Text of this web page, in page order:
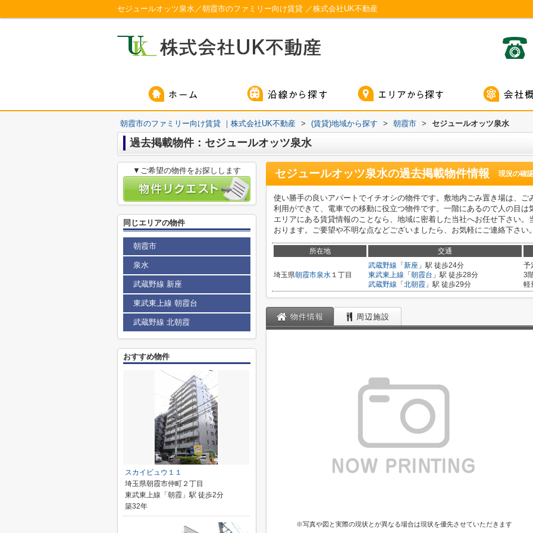
セジュールオッツ泉水／朝霞市のファミリー向け賃貸 ／株式会社UK不動産
朝霞市のファミリー向け賃貸 ｜株式会社UK不動産 > (賃貸)地域から探す > 朝霞市 > セジュールオッツ泉水
過去掲載物件：セジュールオッツ泉水
セジュールオッツ泉水の過去掲載物件情報 現況の確
使い勝手の良いアパートでイチオシの物件です。敷地内ごみ置き場は、
利用ができて、電車での移動に役立つ物件です。一階にあるので人の目
エリアにある賃貸情報のことなら、地域に密着した当社へお任せ下さい
おります。ご要望や不明な点などございましたら、お気軽にご連絡下さい。
所在地 交通
埼玉県朝霞市泉水 １丁目
武蔵野線 「 新座 」駅 徒歩24分
東武東上線 「 朝霞台 」駅 徒歩28分
武蔵野線 「 北朝霞 」駅 徒歩29分
予
3
軽
物件情報 周辺施設
※写真や図と実際の現状とが異なる場合は現状を優先させていただきます
▼ご希望の物件をお探しします
同じエリアの物件
朝霞市
泉水
武蔵野線 新座
東武東上線 朝霞台
武蔵野線 北朝霞
おすすめ物件
スカイビュウ１１
埼玉県朝霞市仲町２丁目
東武東上線「朝霞」駅 徒歩2分
築32年